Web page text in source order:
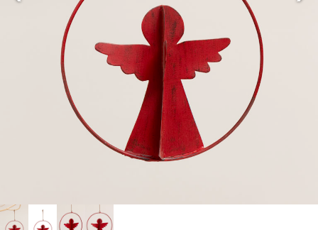
Google Maps est désactivé. Autoriser